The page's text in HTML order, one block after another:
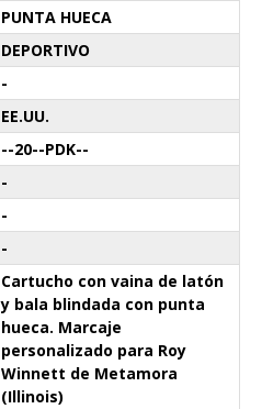
PUNTA HUECA
DEPORTIVO
-
EE.UU.
--20--PDK--
-
-
-
Cartucho con vaina de latón
y bala blindada con punta
hueca. Marcaje
personalizado para Roy
Winnett de Metamora
(Illinois)